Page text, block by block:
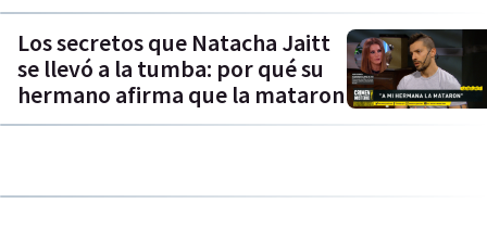
Los secretos que Natacha Jaitt
se llevó a la tumba: por qué su
hermano afirma que la mataron